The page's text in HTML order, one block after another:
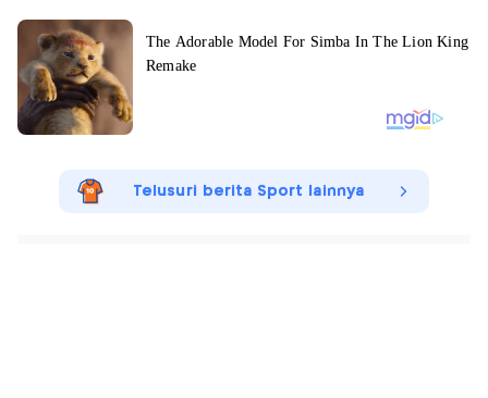
Telusuri berita Sport lainnya